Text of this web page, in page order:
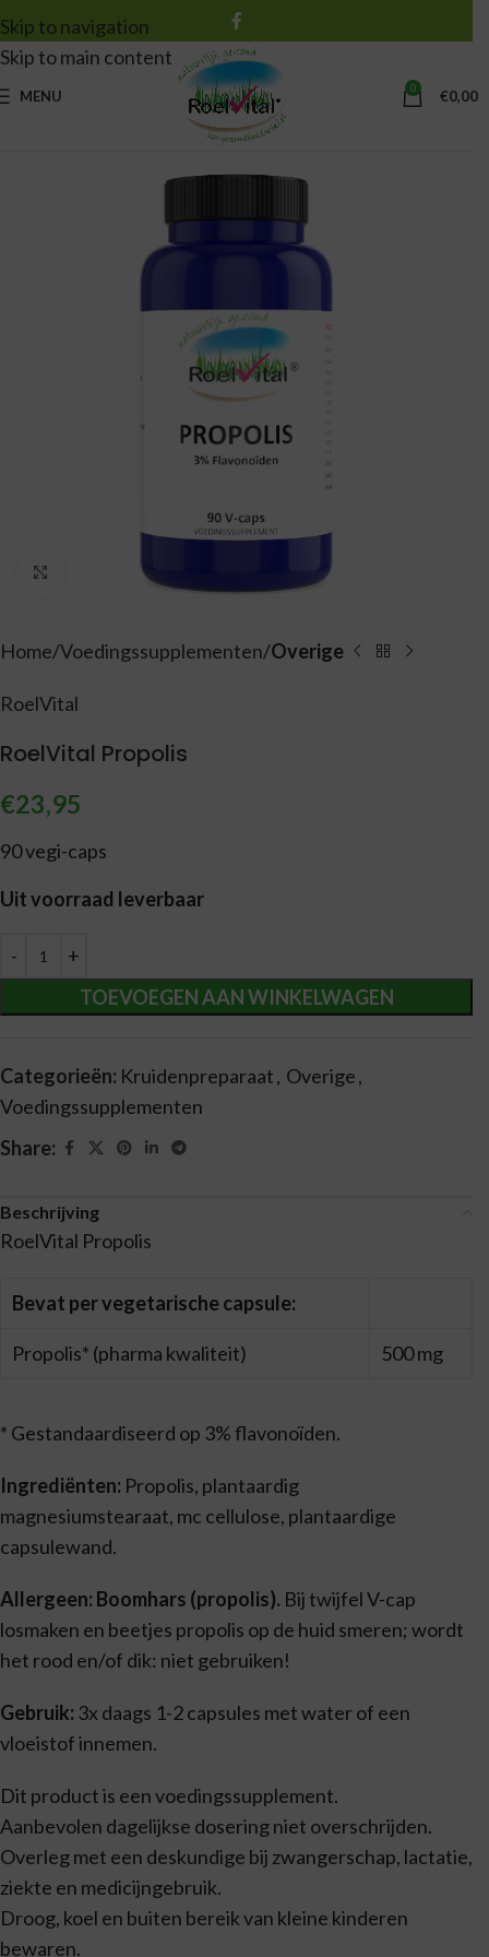
Skip to navigation
Skip to main content
MENU 0 €0,00
Vergroten
Home Voedingssupplementen Overige
RoelVital
RoelVital Propolis
€23,95
90 vegi-caps
Uit voorraad leverbaar
TOEVOEGEN AAN WINKELWAGEN
Alternative:
Categorieën: Kruidenpreparaat, Overige,
Voedingssupplementen
Share:
Beschrijving
RoelVital Propolis
Bevat per vegetarische capsule:
Propolis* (pharma kwaliteit) 500 mg
* Gestandaardiseerd op 3% flavonoïden.
Ingrediënten: Propolis, plantaardig
magnesiumstearaat, mc cellulose, plantaardige
capsulewand.
Allergeen: Boomhars (propolis). Bij twijfel V-cap
losmaken en beetjes propolis op de huid smeren; wordt
het rood en/of dik: niet gebruiken!
Gebruik: 3x daags 1-2 capsules met water of een
vloeistof innemen.
Dit product is een voedingssupplement.
Aanbevolen dagelijkse dosering niet overschrijden.
Overleg met een deskundige bij zwangerschap, lactatie,
ziekte en medicijngebruik.
Droog, koel en buiten bereik van kleine kinderen
bewaren.